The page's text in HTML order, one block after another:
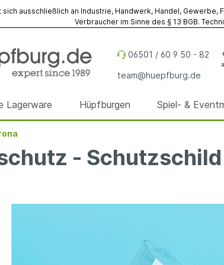
ausschließlich an Industrie, Handwerk, Handel,
Verbraucher im Sinne des § 13 BGB.
06501 / 60 9 50 - 82
team@huepfburg.de
Lagerware Hüpfburgen Spiel- &
& Eventmodule- Schutzschild